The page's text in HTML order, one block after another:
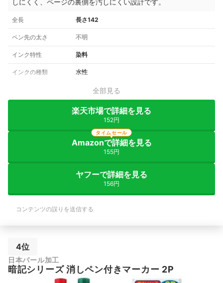
しにくく、ページの裏側を汚しにくい設計です。
全長 長さ142
ペン先の太さ 不明
インク特性 染料
インクの種類 水性
全部見る
楽天市場で詳細を見る
152円
Amazonで詳細を見る
155円
タイムセール
ヤフーで詳細を見る
156円
コンテンツの誤りを送信する
4位
日本パール加工
暗記シリーズ 消しペン付きマーカー 2P